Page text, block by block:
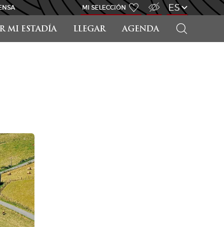
MI ESTADÍA LLEGAR AGENDA
MI SELECCIÓN ES